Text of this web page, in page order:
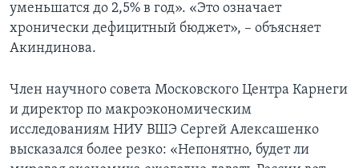
уменьшатся до 2,5% в год». «Это означает
хронически дефицитный бюджет», – объясняет
Акиндинова.
Член научного совета Московского Центра Карнеги
и директор по макроэкономическим
исследованиям НИУ ВШЭ Сергей Алексашенко
высказался более резко: «Непонятно, будет ли